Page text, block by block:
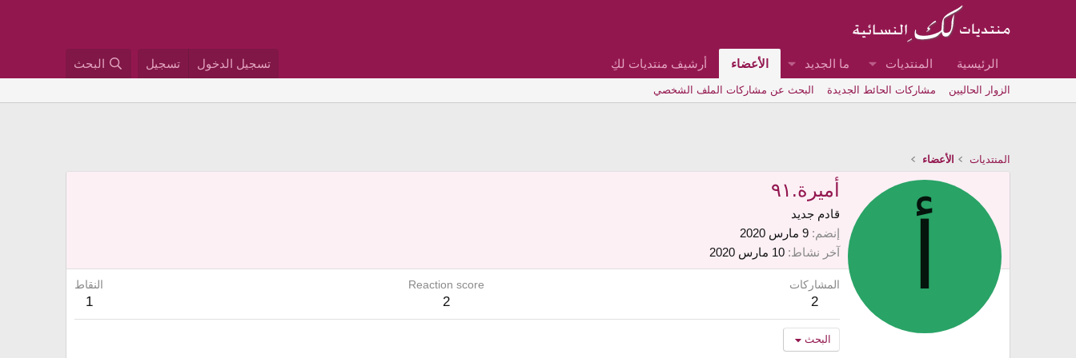
الرئيسية المنتديات ما الجديد الأعضاء أرشيف منتديات لكِ تسجيل الدخول تسجيل البحث
الزوار الحاليين مشاركات الحائط الجديدة البحث عن مشاركات الملف الشخصي
المنتديات الأعضاء
أميرة.٩١
قادم جديد
إنضم 9 مارس 2020
آخر نشاط 10 مارس 2020
المشاركات
2
Reaction score
2
النقاط
1
البحث